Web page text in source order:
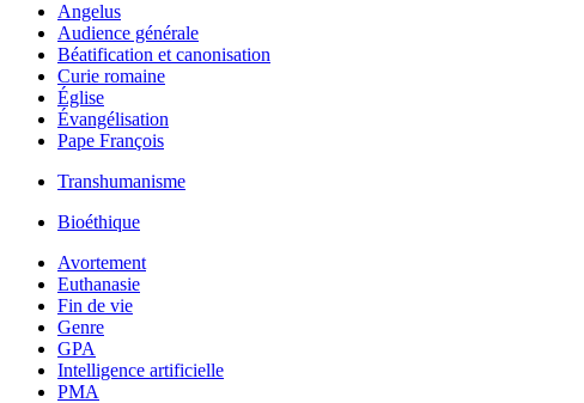
Angelus
Audience générale
Béatification et canonisation
Curie romaine
Église
Évangélisation
Pape François
Transhumanisme
Bioéthique
Avortement
Euthanasie
Fin de vie
Genre
GPA
Intelligence artificielle
PMA